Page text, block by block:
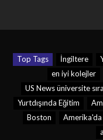
Top Tags İngiltere
en iyi kolejler
US News üniversite
Yurtdışında Eğitim
Boston